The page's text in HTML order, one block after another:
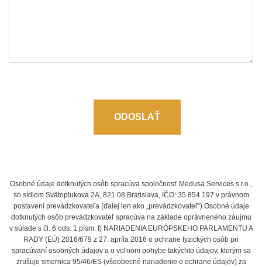
Osobné údaje dotknutých osôb spracúva spoločnosť Medusa Services s.r.o.,
so sídlom Svätoplukova 2A, 821 08 Bratislava, IČO: 35 854 197 v právnom
postavení prevádzkovateľa (ďalej len ako „prevádzkovateľ“).Osobné údaje
dotknutých osôb prevádzkovateľ spracúva na základe oprávneného záujmu
v súlade s čl. 6 ods. 1 písm. f) NARIADENIA EURÓPSKEHO PARLAMENTU A
RADY (EÚ) 2016/679 z 27. apríla 2016 o ochrane fyzických osôb pri
spracúvaní osobných údajov a o voľnom pohybe takýchto údajov, ktorým sa
zrušuje smernica 95/46/ES (všeobecné nariadenie o ochrane údajov) za